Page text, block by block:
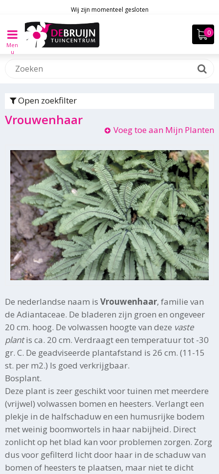
Men
u
Wij zijn momenteel gesloten
Open zoekfilter
Vrouwenhaar
Voeg toe aan Mijn Planten
De nederlandse naam is Vrouwenhaar, familie van
de Adiantaceae. De bladeren zijn groen en ongeveer
20 cm. hoog. De volwassen hoogte van deze vaste
plantis ca. 20 cm. Verdraagt een temperatuur tot -30
gr. C. De geadviseerde plantafstand is 26 cm. (11-15
st. per m2.) Is goed verkrijgbaar.
Bosplant.
Deze plant is zeer geschikt voor tuinen met meerdere
(vrijwel) volwassen bomen en heesters. Verlangt een
plekje in de halfschaduw en een humusrijke bodem
met weinig boomwortels in haar nabijheid. Direct
zonlicht op het blad kan voor problemen zorgen. Zorg
dus voor gefilterd licht door haar in de schaduw van
bomen of heesters te plaatsen, maar niet te dicht